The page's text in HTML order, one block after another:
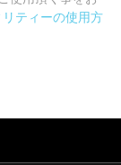
リティーの使用方